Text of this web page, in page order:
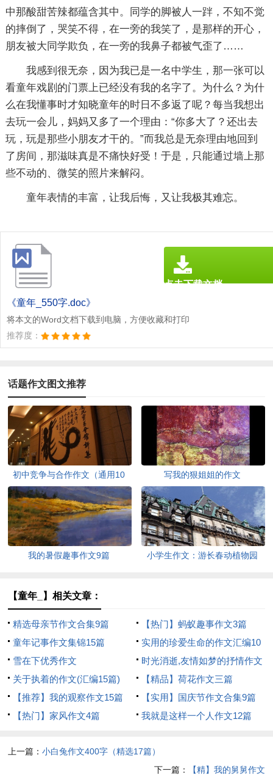
中那酸甜苦辣都蕴含其中。同学的脚被人一跘，不知不觉
的摔倒了，哭笑不得，在一旁的我笑了，是那样的开心，
朋友被大同学欺负，在一旁的我鼻子都被气歪了……
我感到很无奈，因为我已是一名中学生，那一张可以
看童年戏剧的门票上已经没有我的名字了。为什么？为什
么在我懂事时才知晓童年的时日不多返了呢？每当我想出
去玩一会儿，妈妈又多了一个理由：“你多大了？还出去
玩，玩是那些小朋友才干的。”而我总是无奈理由地回到
了房间，那滋味真是不痛快好受！于是，只能通过墙上那
些不动的、微笑的照片来解闷。
童年表情的丰富，让我后悔，又让我极其难忘。
《童年_550字.doc》
将本文的Word文档下载到电脑，方便收藏和打印
推荐度：
点击下载文档
话题作文图文推荐
初中竞争与合作作文（通用10
篇）
写我的狠姐姐的作文
我的暑假趣事作文9篇 小学生作文：游长春动植物园
【童年_】相关文章：
精选母亲节作文合集9篇
【热门】蚂蚁趣事作文3篇
童年记事作文集锦15篇
实用的珍爱生命的作文汇编10
篇
雪在下优秀作文
时光消逝,友情如梦的抒情作文
关于执着的作文(汇编15篇)
【精品】荷花作文三篇
【推荐】我的观察作文15篇
【实用】国庆节作文合集9篇
【热门】家风作文4篇
我就是这样一个人作文12篇
上一篇：小白兔作文400字（精选17篇）
下一篇：
【精】我的舅舅作文